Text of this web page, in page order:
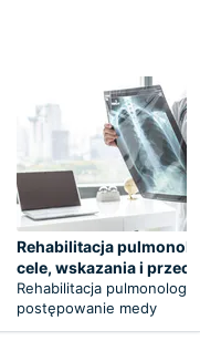
Rehabilitacja
cele, wskazania i
Rehabilitacja
postępowanie medy